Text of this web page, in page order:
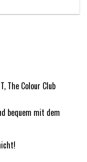
The Colour Club
bequem mit dem